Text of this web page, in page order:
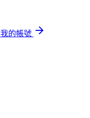
我的帳號